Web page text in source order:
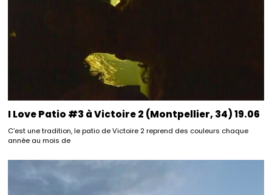
I Love Patio #3 à Victoire 2 (Montpellier, 34) 19.06
C’est une tradition, le patio de Victoire 2 reprend des couleurs chaque
année au mois de